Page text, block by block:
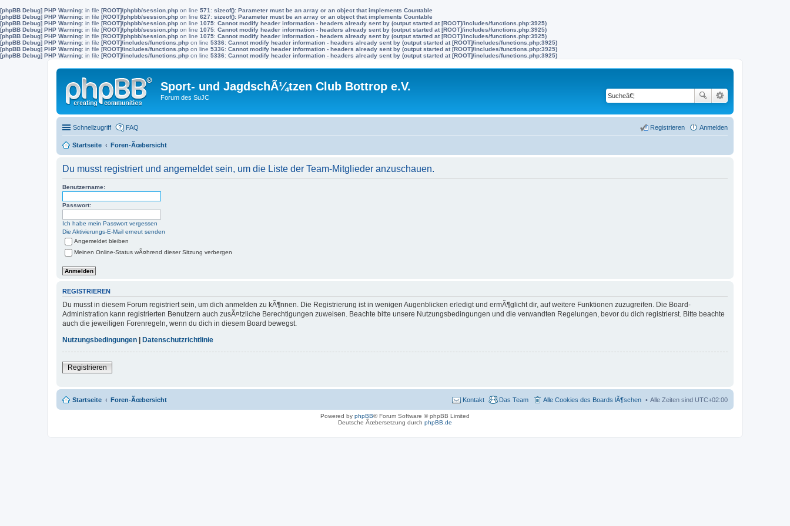
[phpBB Debug] PHP Warning: in file [ROOT]/phpbb/session.php on line 571 : sizeof(): Parameter must be an array or an object that implements Countable
[phpBB Debug] PHP Warning: in file [ROOT]/phpbb/session.php on line 627: sizeof(): Parameter must be an array or an object that implements Countable
[phpBB Debug] PHP Warning: in file [ROOT]/phpbb/session.php on line 1075: Cannot modify header information - headers already sent by (output started at [ROOT]/includes/functions.php:3925)
[phpBB Debug] PHP Warning: in file [ROOT]/phpbb/session.php on line 1075: Cannot modify header information - headers already sent by (output started at [ROOT]/includes/functions.php:3925)
[phpBB Debug] PHP Warning: in file [ROOT]/phpbb/session.php on line 1075: Cannot modify header information - headers already sent by (output started at [ROOT]/includes/functions.php:3925)
[phpBB Debug] PHP Warning: in file [ROOT]/includes/functions.php on line 5336: Cannot modify header information - headers already sent by (output started at [ROOT]/includes/functions.php:3925)
[phpBB Debug] PHP Warning: in file [ROOT]/includes/functions.php on line 5336: Cannot modify header information - headers already sent by (output started at [ROOT]/includes/functions.php:3925)
[phpBB Debug] PHP Warning: in file [ROOT]/includes/functions.php on line 5336: Cannot modify header information - headers already sent by (output started at [ROOT]/includes/functions.php:3925)
Sport- und JagdschÃ¼tzen Club Bottrop e.V.
Forum des SuJC
Schnellzugriff FAQ Anmelden
Registrieren
Startseite Foren-Ãœbersicht
Du musst registriert und angemeldet sein, um die Liste der Team-Mitglieder anzuschauen.
Benutzername:
Passwort:
Ich habe mein Passwort vergessen
Die Aktivierungs-E-Mail erneut senden
Angemeldet bleiben
Meinen Online-Status wÃ¤hrend dieser Sitzung verbergen
REGISTRIEREN
Du musst in diesem Forum registriert sein, um dich anmelden zu kÃ¶nnen. Die Registrierung ist in wenigen Augenblicken erledigt und ermÃ¶glicht dir, auf weitere Funktionen zuzugreifen. Die Board-
Administration kann registrierten Benutzern auch zusÃ¤tzliche Berechtigungen zuweisen. Beachte bitte unsere Nutzungsbedingungen und die verwandten Regelungen, bevor du dich registrierst. Bitte beachte
auch die jeweiligen Forenregeln, wenn du dich in diesem Board bewegst.
Nutzungsbedingungen
Datenschutzrichtlinie
Registrieren
Startseite Foren-Ãœbersicht Alle Zeiten sind UTC+02:00
Alle Cookies des Boards lÃ¶schen
Das Team
Kontakt
Powered by phpBB® Forum Software © phpBB Limited
Deutsche Ãœbersetzung durch phpBB.de